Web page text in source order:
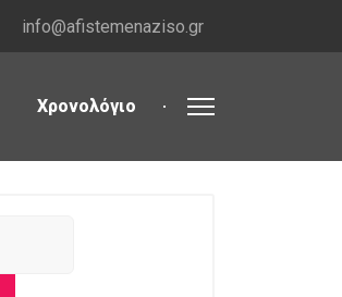
info@afistemenaziso.gr
Χρονολόγιο